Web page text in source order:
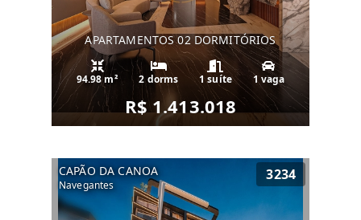
APARTAMENTOS 02 DORMITÓRIOS
94.98 m² 2 dorms 1 suíte 1 vaga
R$ 1.413.018
CAPÃO DA CANOA
Navegantes
3234